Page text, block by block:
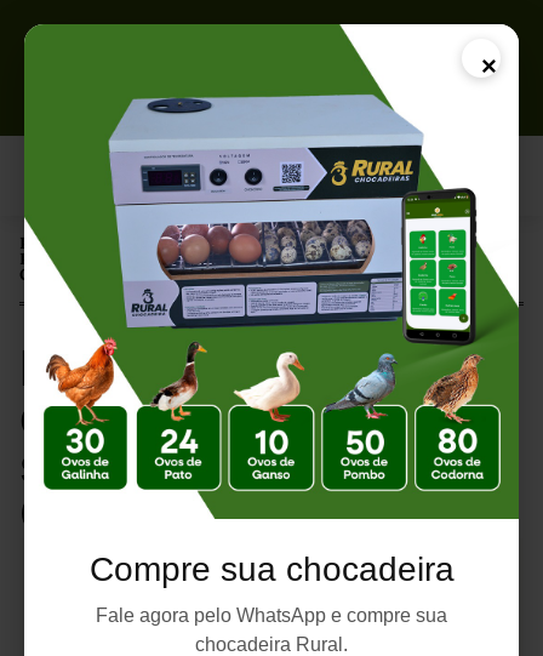
×
Compre sua chocadeira
Fale agora pelo WhatsApp e compre sua
chocadeira Rural.
Página Inicial |
Principais Sinais de que um Embrião Está se Desenvolvendo
Corretamente
Principais Sinais de
que um Embrião Está
se Desenvolvendo
Corretamente